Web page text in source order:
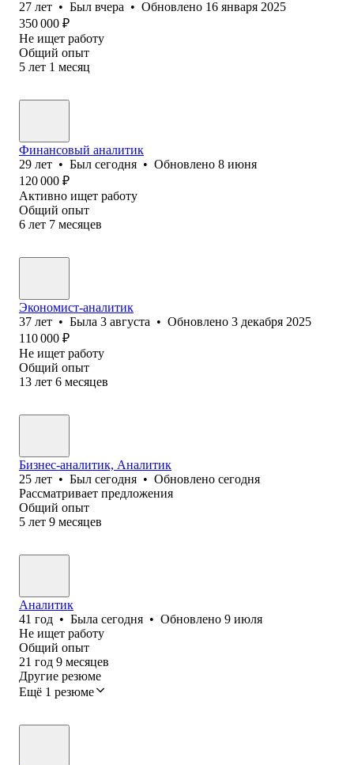
27 лет • Был вчера • Обновлено 16 января 2025
350 000 ₽
Не ищет работу
Общий опыт
5 лет 1 месяц
Финансовый аналитик
29 лет • Был сегодня • Обновлено 8 июня
120 000 ₽
Активно ищет работу
Общий опыт
6 лет 7 месяцев
Экономист-аналитик
37 лет • Была 3 августа • Обновлено 3 декабря 2025
110 000 ₽
Не ищет работу
Общий опыт
13 лет 6 месяцев
Бизнес-аналитик, Аналитик
25 лет • Был сегодня • Обновлено сегодня
Рассматривает предложения
Общий опыт
5 лет 9 месяцев
Аналитик
41 год • Была сегодня • Обновлено 9 июля
Не ищет работу
Общий опыт
21 год 9 месяцев
Другие резюме
Ещё 1 резюме